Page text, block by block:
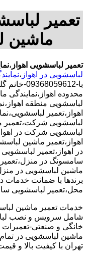
تعمیر
ماشین
تعمیر لباسشویی اهواز ،
لباسشویی در اهواز ،
با-
محدوده اهواز،نمایندگی
لباسشویی منطقه
اهواز،تعمیر
لباسشویی شرکت،تعمیر
لباسشویی شرکت در
اهواز،تعمیر ماشین
در اهواز،تعمیر
سامسونگ در
ماشین لباسشویی در
برندها با ضمانت خدمات
محل،تعمیر لباسشویی
خدمات تعمیر ماشین
شامل سرویس و نصب
خانگی و صنعتی-تعمیرات
ماشین لباسشویی در
تهران با کیفیت بالا و